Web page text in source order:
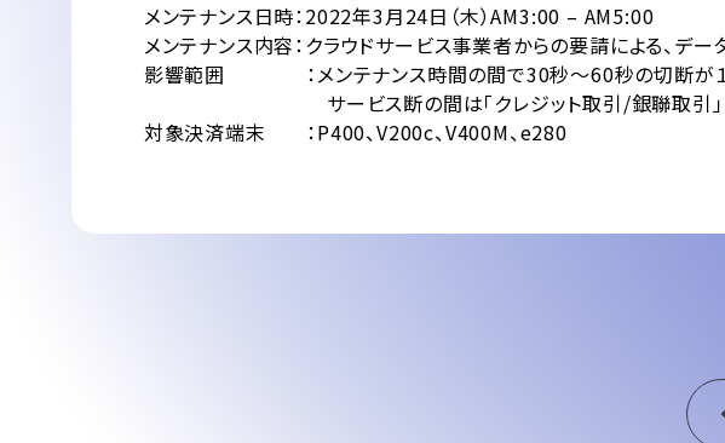
メンテナンス日時：2022年3月24日（木）AM3:00 – AM5:00
メンテナンス内容：クラウドサービス事業者からの要請による、デー
影響範囲 ：メンテナンス時間の間で30秒～60秒の切断が１
サービス断の間は「クレジット取引/銀聯取引」をご
対象決済端末 ：P400、V200c、V400M、e280